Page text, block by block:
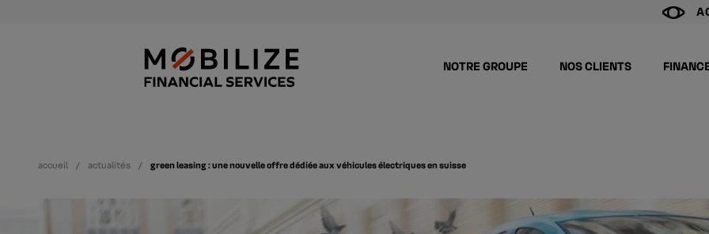
NOTRE GROUPE NOS CLIENTS
accueil actualités green leasing : une nouvelle offre dédiée aux véhicules électriques en suisse